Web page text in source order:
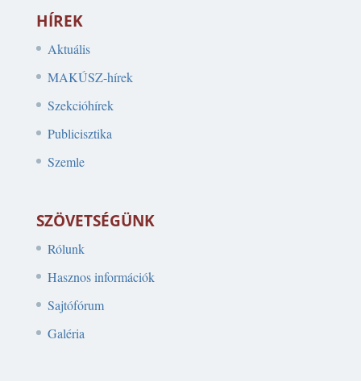
HÍREK
Aktuális
MAKÚSZ-hírek
Szekcióhírek
Publicisztika
Szemle
SZÖVETSÉGÜNK
Rólunk
Hasznos információk
Sajtófórum
Galéria